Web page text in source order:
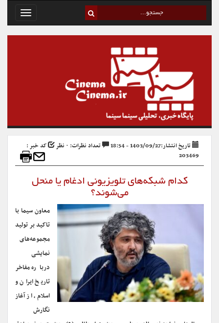
Toggle
تاریخ انتشار:1403/09/27 - 18:54 تعداد نظرات: ۰ نظر
کد خبر :
203469
کدام شبکه‌های تلویزیونی ادغام یا منحل
می‌شوند؟
معاون سیما با
تاکید بر تولید
مجموعه‌های
نمایشی
درباره ‌مفاخر
تاریخ ایران و
اسلام، از آغاز
نگارش